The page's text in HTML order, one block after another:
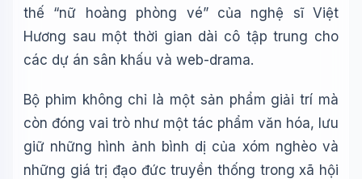
thế “nữ hoàng phòng vé” của nghệ sĩ Việt
Hương sau một thời gian dài cô tập trung cho
các dự án sân khấu và web-drama.
Bộ phim không chỉ là một sản phẩm giải trí mà
còn đóng vai trò như một tác phẩm văn hóa, lưu
giữ những hình ảnh bình dị của xóm nghèo và
những giá trị đạo đức truyền thống trong xã hội